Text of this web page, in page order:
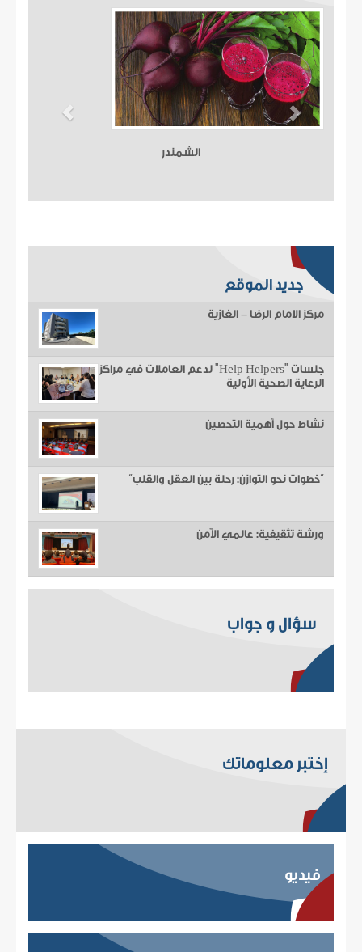
الشمندر
جديد الموقع
مركز الامام الرضا - الغازية
جلسات "Help Helpers" لدعم العاملات في مراكز
الرعاية الصحية الأولية
نشاط حول أهمية التحصين
“خطوات نحو التوازن: رحلة بين العقل والقلب”
ورشة تثقيفية: عالمي الآمن
سؤال و جواب
إختبر معلوماتك
فيديو